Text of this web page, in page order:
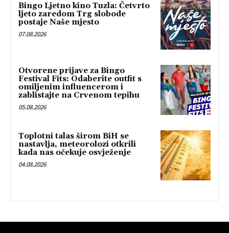
Bingo Ljetno kino Tuzla: Četvrto
ljeto zaredom Trg slobode
postaje Naše mjesto
07.08.2026
Otvorene prijave za Bingo
Festival Fits: Odaberite outfit s
omiljenim influencerom i
zablistajte na Crvenom tepihu
05.08.2026
Toplotni talas širom BiH se
nastavlja, meteorolozi otkrili
kada nas očekuje osvježenje
04.08.2026